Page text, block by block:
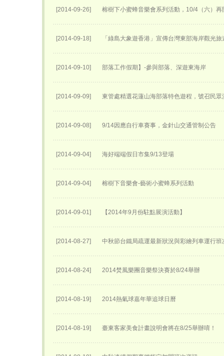
[2014-09-26] 榕樹下小蜜蜂音樂會系列活動，10/4（六）再
[2014-09-18] 「綠島大象遊香港」宣傳台灣東部海岸觀光
[2014-09-10] 部落工作假期】-參與部落、深遊東海岸
[2014-09-09] 東管處精選花蓮山海部落特色遊程，號召民
[2014-09-08] 9/14因應自行車賽事，金針山交通管制公告
[2014-09-04] 海好端端假日市集9/13登場
[2014-09-04] 榕樹下音樂會-藝術小蜜蜂系列活動
[2014-09-01] 【2014年9月份駐點展演活動】
[2014-08-27] 中秋節台鐵局疏運最新狀況與彩繪列車運行班
[2014-08-24] 2014焚風樂團音樂祭決賽於8/24舉辦
[2014-08-19] 2014熱氣球嘉年華追球日曆
[2014-08-19] 臺東客家美食計畫說明會將在8/25舉辦唷！